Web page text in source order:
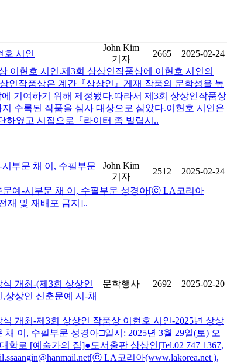
호 시인
John Kim
기자
2665
2025-02-24
이현호 시인.제3회 상상인작품상에 이현호 시인의
인작품상은 계간『상상인』게재 작품의 문학성을 높
기여하기 위해 제정됐다.따라서 제3회 상상인작품상
수록된 작품을 심사 대상으로 삼았다.이현호 시인은
하였고 시집으로『라이터 좀 빌립시..
부문 채 이, 수필부문
John Kim
기자
2512
2025-02-24
문예-시부문 채 이, 수필부문 성경아[ⓒ LA코리아
재 및 재배포 금지]..
개최-(제3회 상상인
상상인 신춘문예 시-채
문학행사 2692 2025-02-20
식 개최-제3회 상상인 작품상 이현호 시인-2025년 상상
채 이, 수필부문 성경아□일시: 2025년 3월 29일(토) 오
학로 [예술가의 집]●도서출판 상상인|Tel.02 747 1367,
LA코리아(www.lakorea.net ),